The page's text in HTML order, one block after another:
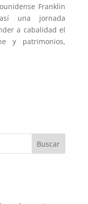
Franklin
una jornada
a cabalidad el
y patrimonios,